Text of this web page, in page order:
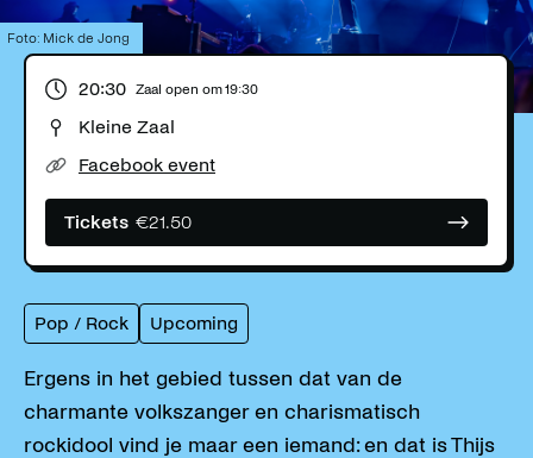
20:30 Zaal open om19:30
Kleine Zaal
Facebook event
Tickets €21.50
Foto: Mick de Jong
Pop / Rock Upcoming
Ergens in het gebied tussen dat van de
charmante volkszanger en charismatisch
rockidool vind je maar een iemand: en dat is Thijs